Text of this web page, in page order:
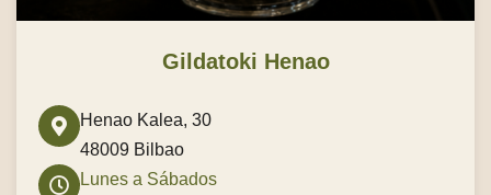
Gildatoki Henao
Henao Kalea, 30
48009 Bilbao
Lunes a Sábados